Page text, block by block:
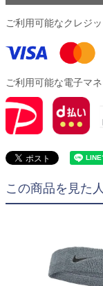
ご利用可能なクレジ
ご利用可能な電子マ
この商品を見た